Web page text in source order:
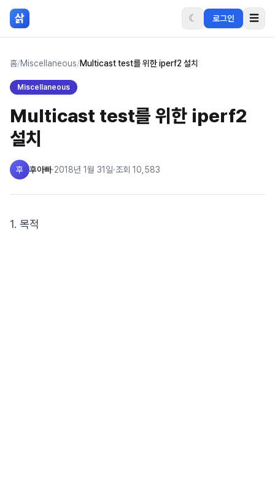
본문 바로가기
삵 ☾ 로그인 ☰
홈/Miscellaneous/Multicast test를 위한 iperf2 설치
Miscellaneous
Multicast test를 위한 iperf2
설치
후 후아빠·2018년 1월 31일·조회 10,583
1. 목적